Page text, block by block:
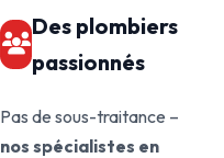
Des plombiers
passionnés
Pas de sous-traitance –
nos spécialistes en